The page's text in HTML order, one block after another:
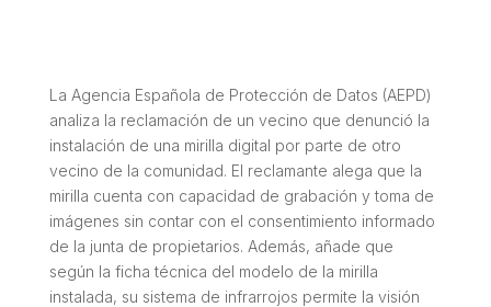
La Agencia Española de Protección de Datos (AEPD)
analiza la reclamación de un vecino que denunció la
instalación de una mirilla digital por parte de otro
vecino de la comunidad. El reclamante alega que la
mirilla cuenta con capacidad de grabación y toma de
imágenes sin contar con el consentimiento informado
de la junta de propietarios. Además, añade que
según la ficha técnica del modelo de la mirilla
instalada, su sistema de infrarrojos permite la visión